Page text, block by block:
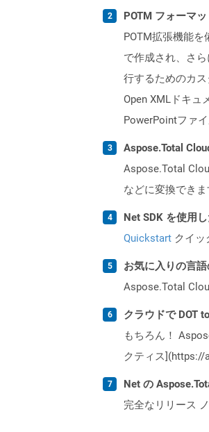
POTM フォーマ
POTM拡張機能
で作成され、さ
行するためのカ
Open XMLドキュ
PowerPointファ
Aspose.Total
Aspose.Total
などに変換できま
Net SDK を使用
Quickstart クイ
お気に入りの言
Aspose.Total
クラウドで DOT
もちろん！
クティス](https://
Net の
完全なリリース